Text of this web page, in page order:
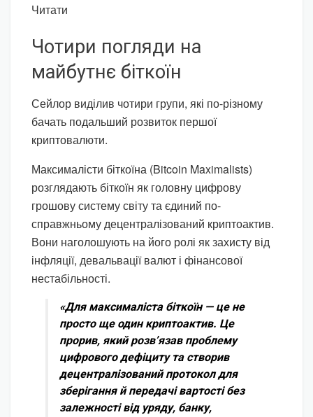
Читати
Чотири погляди на
майбутнє біткоїн
Сейлор виділив чотири групи, які по-різному
бачать подальший розвиток першої
криптовалюти.
Максималісти біткоїна (Bitcoin Maximalists)
розглядають біткоїн як головну цифрову
грошову систему світу та єдиний по-
справжньому децентралізований криптоактив.
Вони наголошують на його ролі як захисту від
інфляції, девальвації валют і фінансової
нестабільності.
«Для максималіста біткоїн — це не
просто ще один криптоактив. Це
прорив, який розв’язав проблему
цифрового дефіциту та створив
децентралізований протокол для
зберігання й передачі вартості без
залежності від уряду, банку,